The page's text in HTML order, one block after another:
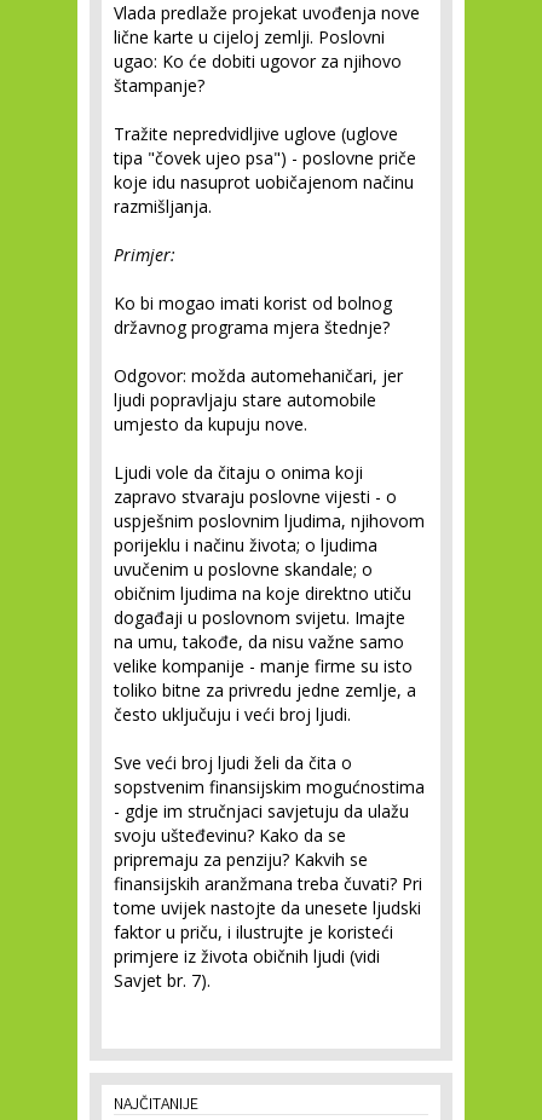
Vlada predlaže projekat uvođenja nove
lične karte u cijeloj zemlji. Poslovni
ugao: Ko će dobiti ugovor za njihovo
štampanje?
Tražite nepredvidljive uglove (uglove
tipa "čovek ujeo psa") - poslovne priče
koje idu nasuprot uobičajenom načinu
razmišljanja.
Primjer:
Ko bi mogao imati korist od bolnog
državnog programa mjera štednje?
Odgovor: možda automehaničari, jer
ljudi popravljaju stare automobile
umjesto da kupuju nove.
Ljudi vole da čitaju o onima koji
zapravo stvaraju poslovne vijesti - o
uspješnim poslovnim ljudima, njihovom
porijeklu i načinu života; o ljudima
uvučenim u poslovne skandale; o
običnim ljudima na koje direktno utiču
događaji u poslovnom svijetu. Imajte
na umu, takođe, da nisu važne samo
velike kompanije - manje firme su isto
toliko bitne za privredu jedne zemlje, a
često uključuju i veći broj ljudi.
Sve veći broj ljudi želi da čita o
sopstvenim finansijskim mogućnostima
- gdje im stručnjaci savjetuju da ulažu
svoju ušteđevinu? Kako da se
pripremaju za penziju? Kakvih se
finansijskih aranžmana treba čuvati? Pri
tome uvijek nastojte da unesete ljudski
faktor u priču, i ilustrujte je koristeći
primjere iz života običnih ljudi (vidi
Savjet br. 7).
NAJČITANIJE